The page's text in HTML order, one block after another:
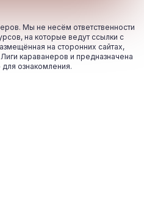
Мы не несём ответственности
на которые ведут ссылки с
на сторонних сайтах,
караванеров и предназначена
ознакомления.